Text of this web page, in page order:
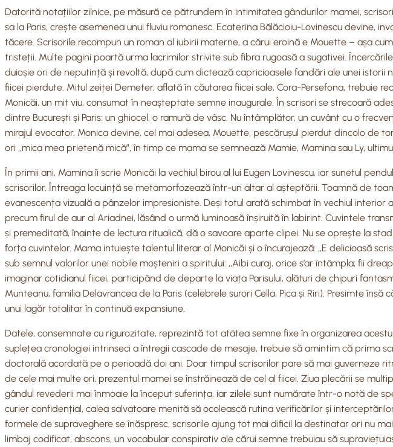
Datorită notațiilor zilnice, pe măsură ce pătrundem în intimitatea gândurilor mamei,
sa la Paris, crește asemenea unui fluviu romanesc. Ecaterina Bălăcioiu-Lovinescu
tăcere. Scrisorile recompun un roman al iubirii materne, a cărui eroină e Mouette – așa
tristeții. Multe pagini poartă urma lacrimilor strivite sub fibra rugoasă a sugativei.
duioșie ori de neputință și revoltă, după cum dictează capricioasele fandări ale unei
fiicei pierdute. Mitul zeiței Demeter, aflată în căutarea fiicei sale, Cora-Persefona, trebuie
Monicăi, un mit viu, consumat în neașteptate semne inaugurale. În scrisori se strecoară
dintre București și Paris: un ghiocel, o ramură de vâsc. Nu întâmplător, un cuvânt cu o
mirajul evocator. Monica devine, cel mai adesea, Mouette, pescărușul pierdut dincolo
ori ,,mica mea prietenă mică”, în timp ce mama se semnează Mamie, Mamina sau Ly,
În primii ani, Mamina îi scrie Monicăi la vechiul birou al lui Eugen Lovinescu, iar sunetul
scrisorilor. Întreaga locuință se metamorfozează într-un altar al așteptării. Toamnă de
evanescența vizuală a pânzelor impresioniste. Deși totul arată schimbat în vechiul
precum firul de aur al Ariadnei, lăsând o urmă luminoasă înșiruită în labirint. Cuvintele
și premeditată, înainte de lectura ritualică, dă o savoare aparte clipei. Nu se oprește la
forța cuvintelor. Mama intuiește talentul literar al Monicăi și o încurajează: ,,E delicioasă
sub semnul valorilor unei nobile moșteniri a spiritului: ,,Aibi curaj, orice s’ar întâmpla; fii
imaginar cotidianul fiicei, participând de departe la viața Parisului, alături de chipuri
Munteanu, familia Delavrancea de la Paris (celebrele surori Cella, Pica și Riri). Presimte
unui lagăr totalitar în continuă expansiune.
Datele, consemnate cu rigurozitate, reprezintă tot atâtea semne fixe în organizarea
suplețea cronologiei intrinseci a întregii cascade de mesaje, trebuie să amintim că prima
doctorală acordată pe o perioadă doi ani. Doar timpul scrisorilor pare să mai guverneze
de cele mai multe ori, prezentul mamei se înstrăinează de cel al fiicei. Ziua plecării se
gândul revederii mai înmoaie la început suferința, iar zilele sunt numărate într-o notă de
curier confidențial, calea salvatoare menită să ocolească rutina verificărilor și
formele de supraveghere se înăspresc, scrisorile ajung tot mai dificil la destinatar ori nu
limbaj codificat, abscons, un vocabular conspirativ ale cărui semne trebuiau să